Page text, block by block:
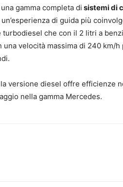
gamma completa di sistemi di
di guida più
che con il 2 litri a
velocità massima di 240 km/h
versione diesel offre efficienze
nella gamma Mercedes.